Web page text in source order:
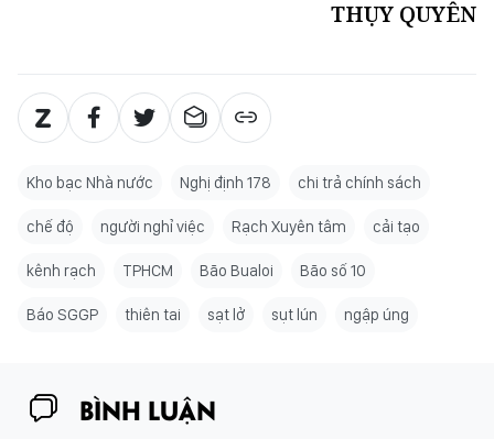
THỤY QUYÊN
Kho bạc Nhà nước Nghị định 178 chi trả chính sách
chế độ người nghỉ việc Rạch Xuyên tâm cải tạo
kênh rạch TPHCM Bão Bualoi Bão số 10
Báo SGGP thiên tai sạt lở sụt lún ngập úng
BÌNH LUẬN